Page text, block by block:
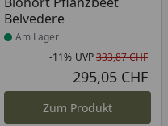
in ProzentPreis
Belvedere
Am Lager
-11% UVP333,87 CHF
295,05 CHF
Zum Produkt